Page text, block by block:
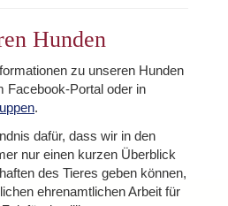
Hunden
zu unseren Hunden
Facebook-Portal oder in
.
dafür, dass wir in den
nur einen kurzen Überblick
des Tieres geben können,
ehrenamtlichen Arbeit für